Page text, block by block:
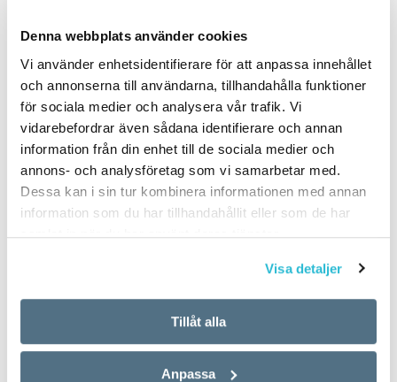
Denna webbplats använder cookies
Vi använder enhetsidentifierare för att anpassa innehållet
och annonserna till användarna, tillhandahålla funktioner
för sociala medier och analysera vår trafik. Vi
vidarebefordrar även sådana identifierare och annan
information från din enhet till de sociala medier och
annons- och analysföretag som vi samarbetar med.
Dessa kan i sin tur kombinera informationen med annan
information som du har tillhandahållit eller som de har
samlat in när du har använt deras tjänster.
Visa detaljer
Tillåt alla
Anpassa
PUBLICERAD 2016-06-13